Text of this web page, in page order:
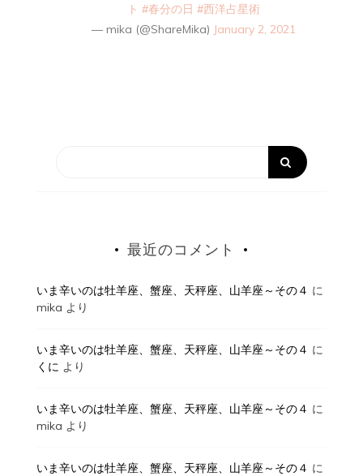
ト #春分の日 #西洋占星術
— mika (@ShareMika) January 2, 2021
最近のコメント
いま辛いのは牡羊座、蟹座、天秤座、山羊座～その４ に
mika より
いま辛いのは牡羊座、蟹座、天秤座、山羊座～その４ に
くに より
いま辛いのは牡羊座、蟹座、天秤座、山羊座～その４ に
mika より
いま辛いのは牡羊座、蟹座、天秤座、山羊座～その４ に